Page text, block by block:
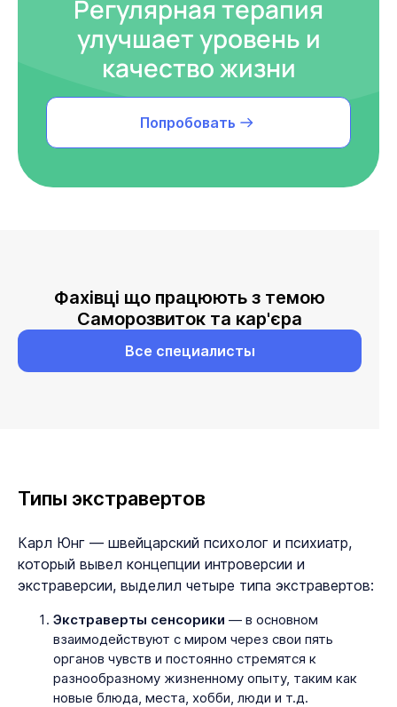
Регулярная терапия
улучшает уровень и
качество жизни
Попробовать
Фахівці що працюють з темою
Саморозвиток та кар'єра
Все специалисты
Типы экстравертов
Карл Юнг — швейцарский психолог и психиатр,
который вывел концепции интроверсии и
экстраверсии, выделил четыре типа экстравертов:
Экстраверты сенсорики — в основном
взаимодействуют с миром через свои пять
органов чувств и постоянно стремятся к
разнообразному жизненному опыту, таким как
новые блюда, места, хобби, люди и т.д.